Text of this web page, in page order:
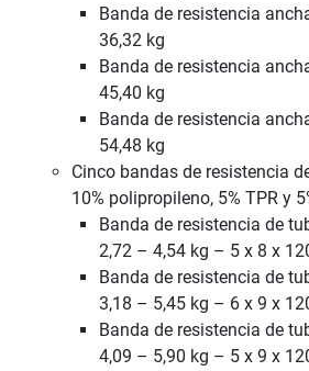
Banda de resistencia
36,32 kg
Banda de resistencia
45,40 kg
Banda de resistencia
54,48 kg
Cinco bandas de resistencia
10% polipropileno, 5% TPR y
Banda de resistencia de
2,72 – 4,54 kg – 5 x 8 x
Banda de resistencia de
3,18 – 5,45 kg – 6 x 9 x
Banda de resistencia de
4,09 – 5,90 kg – 5 x 9 x